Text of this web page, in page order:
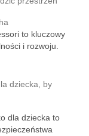
to kluczowy
i rozwoju.
dziecka, by
dla dziecka to